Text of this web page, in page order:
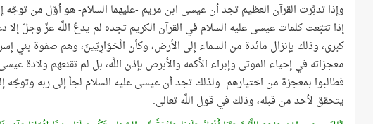
وإذا تدبَّرت القرآن العظيم تجد أن عيسى ابن مريم -عليهما السلام- هو أوّل من
إذا تتبّعت كلمات عيسى عليه السلام في القرآن الكريم تجده لم يدعُ اللَّه عزّ وجلّ
كبرى، وذلك بإنزال مائدة من السماء إلى الأرض، وكأن الْحَوَارِيّينَ، وهم صفوة بني
معجزاته في إحياء الموتى وإبراء الأكمه والأبرص بإذن اللَّه، بل لم تقنعهم ولادة
فطالبوا بمعجزة من اختيارهم. ولذلك تجد أن عيسى عليه السلام لجأ إلى ربه وتوجّه
يتحقق لأحد من قبله، وذلك في قول اللَّه تعالى: